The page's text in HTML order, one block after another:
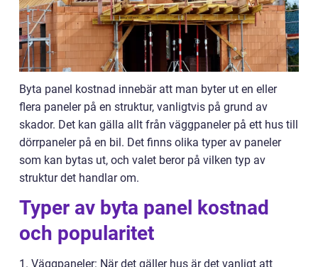
Byta panel kostnad innebär att man byter ut en eller
flera paneler på en struktur, vanligtvis på grund av
skador. Det kan gälla allt från väggpaneler på ett hus till
dörrpaneler på en bil. Det finns olika typer av paneler
som kan bytas ut, och valet beror på vilken typ av
struktur det handlar om.
Typer av byta panel kostnad
och popularitet
1. Väggpaneler: När det gäller hus är det vanligt att